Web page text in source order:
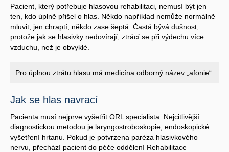
Pacient, který potřebuje hlasovou rehabilitaci, nemusí být jen
ten, kdo úplně přišel o hlas. Někdo například nemůže normálně
mluvit, jen chraptí, někdo zase šeptá. Častá bývá dušnost,
protože jak se hlasivky nedovírají, ztrácí se při výdechu více
vzduchu, než je obvyklé.
Pro úplnou ztrátu hlasu má medicína odborný název „afonie“
Jak se hlas navrací
Pacienta musí nejprve vyšetřit ORL specialista. Nejcitlivější
diagnostickou metodou je laryngostroboskopie, endoskopické
vyšetření hrtanu. Pokud je potvrzena paréza hlasivkového
nervu, přechází pacient do péče oddělení Rehabilitace